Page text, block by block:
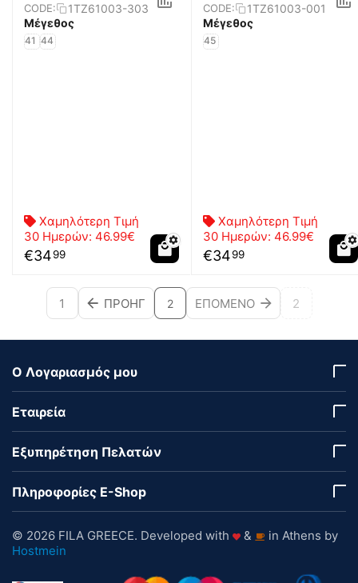
CODE:
1TZ61003-303
Μέγεθος
41 44
Χαμηλότερη Τιμή
30 Ημερών: 46.99€
€3499
CODE:
1TZ61003-001
Μέγεθος
45
Χαμηλότερη Τιμή
30 Ημερών: 46.99€
€3499
1 ΠΡΟΗΓ 2 ΕΠΌΜΕΝΟ 2
Ο Λογαριασμός μου
Εταιρεία
Εξυπηρέτηση Πελατών
Πληροφορίες E-Shop
© 2026 FILA GREECE. Developed with &
in Athens by
Hostmein